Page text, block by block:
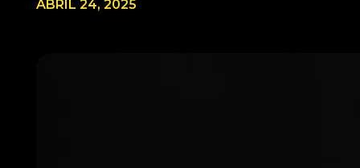
ABRIL 24, 2025